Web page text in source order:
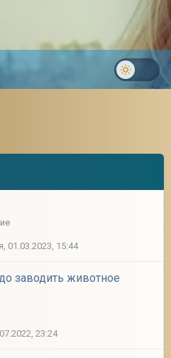
01.03.2023, 15:44
заводить животное
23:24